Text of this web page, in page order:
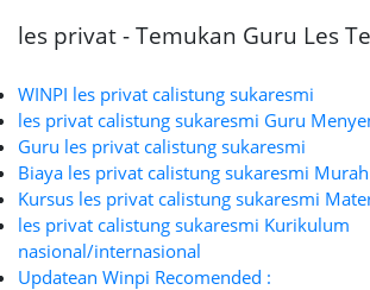
les privat - Temukan Guru Les
WINPI les privat calistung sukaresmi
les privat calistung sukaresmi Guru
Guru les privat calistung sukaresmi
Biaya les privat calistung sukaresmi Murah
Kursus les privat calistung sukaresmi
les privat calistung sukaresmi Kurikulum
nasional/internasional
Updatean Winpi Recomended :